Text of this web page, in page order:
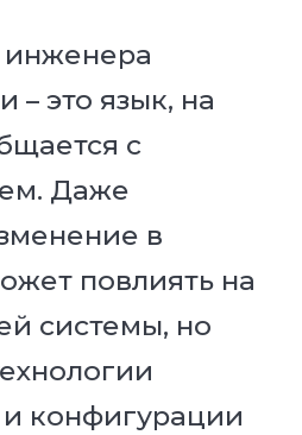
инженера
– это язык, на
с
Даже
в
повлиять на
системы, но
и конфигурации